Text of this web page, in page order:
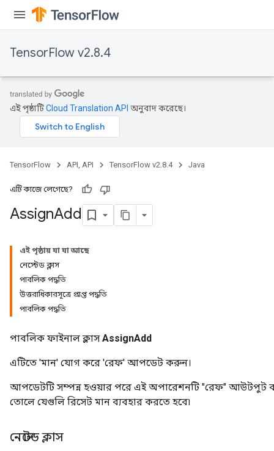
TensorFlow v2.8.4
এই পৃষ্ঠাটিCloud Translation API অনুবাদ করেছে।
TensorFlow API, API TensorFlow v2.8.4 Java
এটি কাজে লেগেছে?
AssignAdd
এই পৃষ্ঠায় যা যা আছে
নেস্টেড ক্লাস
পাবলিক পদ্ধতি
উত্তরাধিকারসূত্রে প্রাপ্ত পদ্ধতি
পাবলিক পদ্ধতি
পাবলিক ফাইনাল ক্লাস AssignAdd
এটিতে 'মান' যোগ করে 'রেফ' আপডেট করুন।
আপডেটটি সম্পন্ন হওয়ার পরে এই অপারেশনটি "রেফ" আউটপুট
তোলে যেগুলি রিসেট মান ব্যবহার করতে হবে৷
নেস্টেড ক্লাস